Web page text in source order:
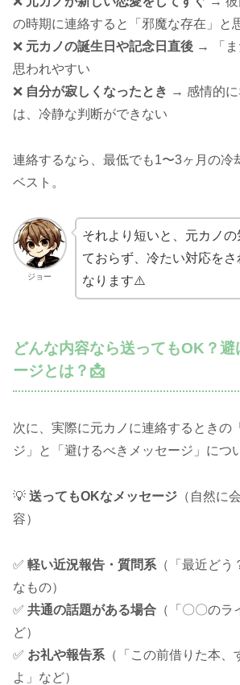
の時期に連絡すると「邪魔な存在」と
❌ 元カノの誕生日や記念日直後 → 「ま
思われやすい
❌ 自分が寂しくなったとき → 感情的に
は、冷静な判断ができない
連絡するなら、最低でも1〜3ヶ月の冷
ベスト。
ジョー
それより短いと、元カノ
ておらず、冷たい対応をさ
なります⚠️
どんな内容なら送ってもOK？
ージとは？📩
次に、実際に元カノに連絡するときの
ジ」と「避けるべきメッセージ」につ
💡 送ってもOKなメッセージ （自然に
容）
✅ 軽い近況報告・質問系 （「最近ど
なもの）
✅ 共通の話題がある場合 （「〇〇の
ど）
✅ お礼や報告系 （「この前借りた本
よ」など）